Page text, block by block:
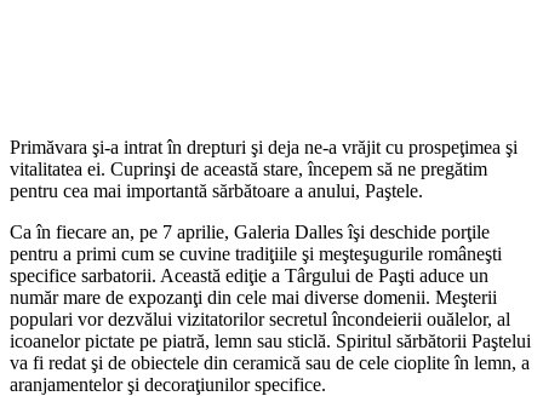
Primăvara şi-a intrat în drepturi şi deja ne-a vrăjit cu prospeţimea şi
vitalitatea ei. Cuprinşi de această stare, începem să ne pregătim
pentru cea mai importantă sărbătoare a anului, Paştele.
Ca în fiecare an, pe 7 aprilie, Galeria Dalles îşi deschide porţile
pentru a primi cum se cuvine tradiţiile şi meşteşugurile româneşti
specifice sarbatorii. Această ediţie a Târgului de Paşti aduce un
număr mare de expozanţi din cele mai diverse domenii. Meşterii
populari vor dezvălui vizitatorilor secretul încondeierii ouălelor, al
icoanelor pictate pe piatră, lemn sau sticlă. Spiritul sărbătorii Paştelui
va fi redat şi de obiectele din ceramică sau de cele cioplite în lemn, a
aranjamentelor şi decoraţiunilor specifice.